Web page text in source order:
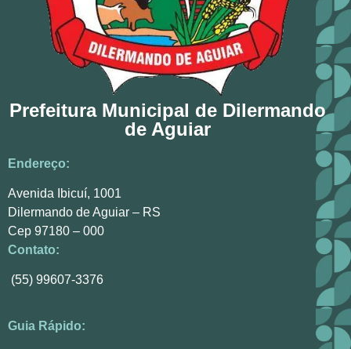
Prefeitura Municipal de Dilermando
de Aguiar
Endereço:
Avenida Ibicuí, 1001
Dilermando de Aguiar – RS
Cep 97180 – 000
Contato:
(55) 99607-3376
Guia Rápido: